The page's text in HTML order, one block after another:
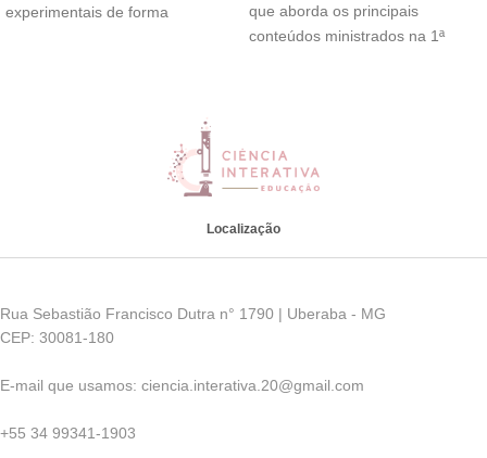
experimentais de forma
que aborda os principais
conteúdos ministrados na 1ª
Localização
Rua Sebastião Francisco Dutra n° 1790 | Uberaba - MG
CEP: 30081-180
E-mail que usamos: ciencia.interativa.20@gmail.com
+55 34 99341-1903